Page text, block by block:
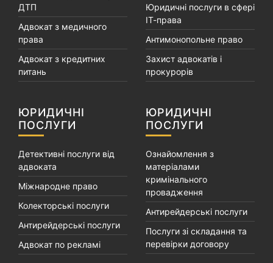
ДТП
Адвокат з медичного
права
Адвокат з кредитних
питань
Юридичні послуги в сфері
ІТ-права
Антимонопольне право
Захист адвокатів і
прокурорів
ЮРИДИЧНІ
ПОСЛУГИ
Детективні послуги від
адвоката
Міжнародне право
Колекторські послуги
Антирейдерські послуги
Адвокат по рекламі
ЮРИДИЧНІ
ПОСЛУГИ
Ознайомлення з
матеріалами
кримінального
провадження
Антирейдерські послуги
Послуги зі складання та
перевірки договору